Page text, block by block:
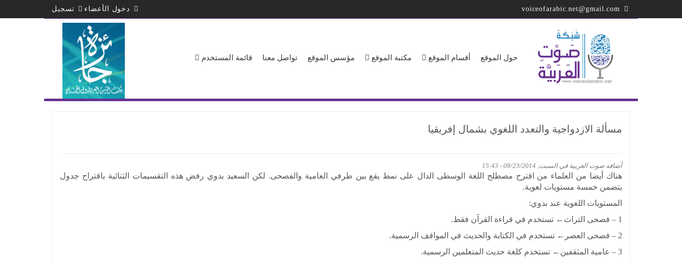
دخول الأعضاء تسجيل
حول الموقع أقسام الموقع مكتبة الموقع مؤسس الموقع تواصل معنا قائمة المستخدم
مسألة الازدواجية والتعدد اللغوي بشمال إفريقيا
أضافه صوت العربية في السبت, 08/23/2014 - 15:43
هناك أيضا من العلماء من اقترح مصطلح اللغة الوسطى الدال على نمط يقع بين طرفي العامية والفصحى. لكن السعيد بدوي رفض هذه التقسيمات الثنائية باقتراح جدول
يتضمن خمسة مستويات لغوية.
المستويات اللغوية عند بدوي:
1 – فصحى التراث← تستخدم في قراءة القرآن فقط.
2 – فصحى العصر← تستخدم في الكتابة والحديث في المواقف الرسمية.
3 – عامية المثقفين← تستخدم كلغة حديث المتعلمين الرسمية.